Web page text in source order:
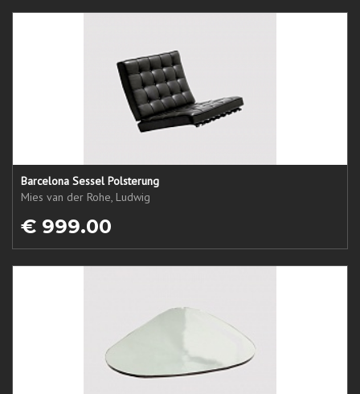
Barcelona Sessel Polsterung
Mies van der Rohe, Ludwig
€ 999.00